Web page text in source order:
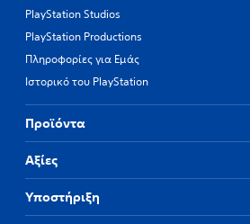
PlayStation Studios
PlayStation Productions
Πληροφορίες για Εμάς
Ιστορικό του PlayStation
Προϊόντα
Αξίες
Υποστήριξη